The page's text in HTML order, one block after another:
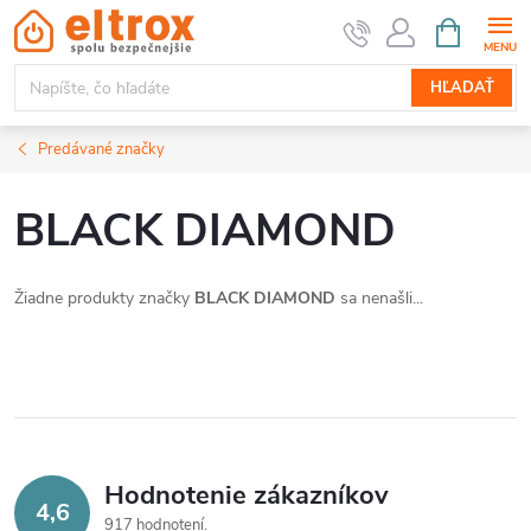
Prejsť
na
obsah
HĽADAŤ
KOŠÍK
Predávané značky
BLACK DIAMOND
Žiadne produkty značky BLACK DIAMOND sa nenašli...
4,6 Hodnotenie zákazníkov
917 hodnotení